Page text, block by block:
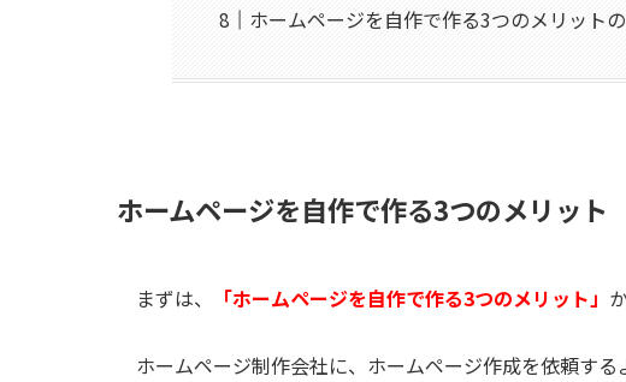
ホームページを自作で作る3つのメリット
ホームページを自作で作る3つのメリット
まずは、 「ホームページを自作で作る3つのメリット」
ホームページ制作会社に、ホームページ作成を依頼す